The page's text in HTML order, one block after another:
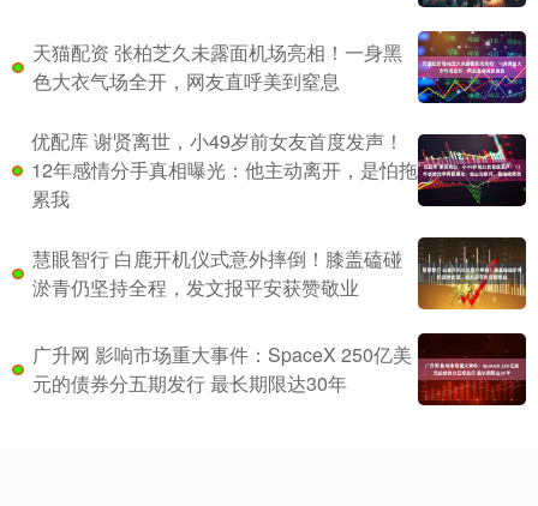
天猫配资 张柏芝久未露面机场亮相！一身黑
色大衣气场全开，网友直呼美到窒息
优配库 谢贤离世，小49岁前女友首度发声！
12年感情分手真相曝光：他主动离开，是怕拖
累我
慧眼智行 白鹿开机仪式意外摔倒！膝盖磕碰
淤青仍坚持全程，发文报平安获赞敬业
广升网 影响市场重大事件：SpaceX 250亿美
元的债券分五期发行 最长期限达30年